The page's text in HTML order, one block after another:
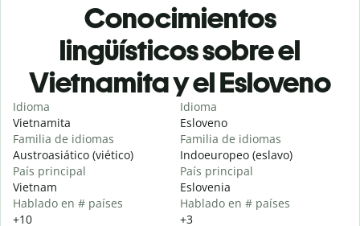
Conocimientos
lingüísticos sobre el
Vietnamita y el Esloveno
Idioma
Vietnamita
Familia de idiomas
Austroasiático (viético)
País principal
Vietnam
Hablado en # países
+10
Idioma
Esloveno
Familia de idiomas
Indoeuropeo (eslavo)
País principal
Eslovenia
Hablado en # países
+3